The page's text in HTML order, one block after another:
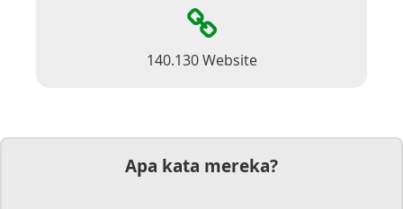
140.130 Website
Apa kata mereka?